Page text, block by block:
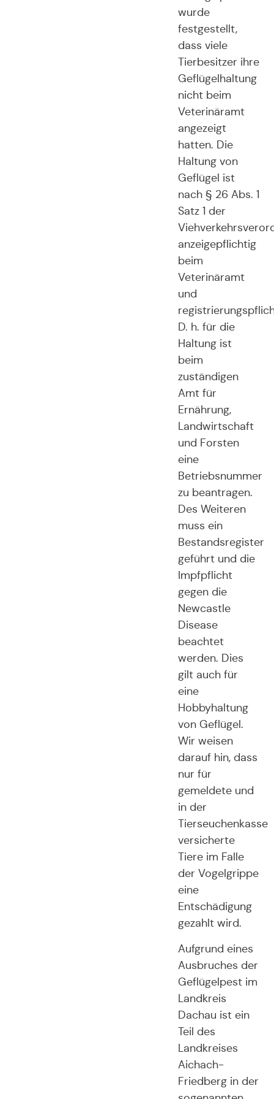
wurde
festgestellt,
dass viele
Tierbesitzer ihre
Geflügelhaltung
nicht beim
Veterinäramt
angezeigt
hatten. Die
Haltung von
Geflügel ist
nach § 26 Abs. 1
Satz 1 der
anzeigepflichtig
beim
Veterinäramt
und
D. h. für die
Haltung ist
beim
zuständigen
Amt für
Ernährung,
Landwirtschaft
und Forsten
eine
Betriebsnummer
zu beantragen.
Des Weiteren
muss ein
Bestandsregister
geführt und die
Impfpflicht
gegen die
Newcastle
Disease
beachtet
werden. Dies
gilt auch für
eine
Hobbyhaltung
von Geflügel.
Wir weisen
darauf hin, dass
nur für
gemeldete und
in der
Tierseuchenkasse
versicherte
Tiere im Falle
der Vogelgrippe
eine
Entschädigung
gezahlt wird.
Aufgrund eines
Ausbruches der
Geflügelpest im
Landkreis
Dachau ist ein
Teil des
Landkreises
Aichach-
Friedberg in der